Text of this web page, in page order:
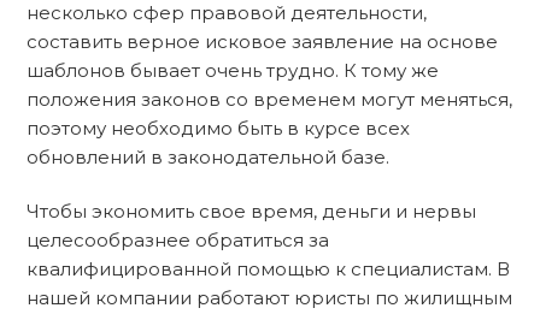
несколько сфер правовой деятельности,
составить верное исковое заявление на основе
шаблонов бывает очень трудно. К тому же
положения законов со временем могут меняться,
поэтому необходимо быть в курсе всех
обновлений в законодательной базе.
Чтобы экономить свое время, деньги и нервы
целесообразнее обратиться за
квалифицированной помощью к специалистам. В
нашей компании работают юристы по жилищным